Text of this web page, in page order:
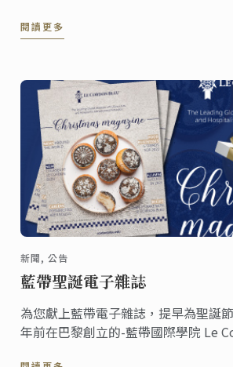
可做出兩個，無論是聚會或當成禮物來
閱讀更多
新聞, 公告
藍帶聖誕電子雜誌
為您獻上藍帶電子雜誌，提早為聖誕
年前在巴黎創立的-藍帶國際學院 Le